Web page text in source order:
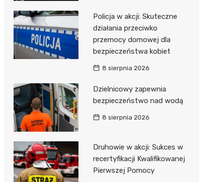
Policja w akcji: Skuteczne
działania przeciwko
przemocy domowej dla
bezpieczeństwa kobiet
8 sierpnia 2026
Dzielnicowy zapewnia
bezpieczeństwo nad wodą
8 sierpnia 2026
Druhowie w akcji: Sukces w
recertyfikacji Kwalifikowanej
Pierwszej Pomocy